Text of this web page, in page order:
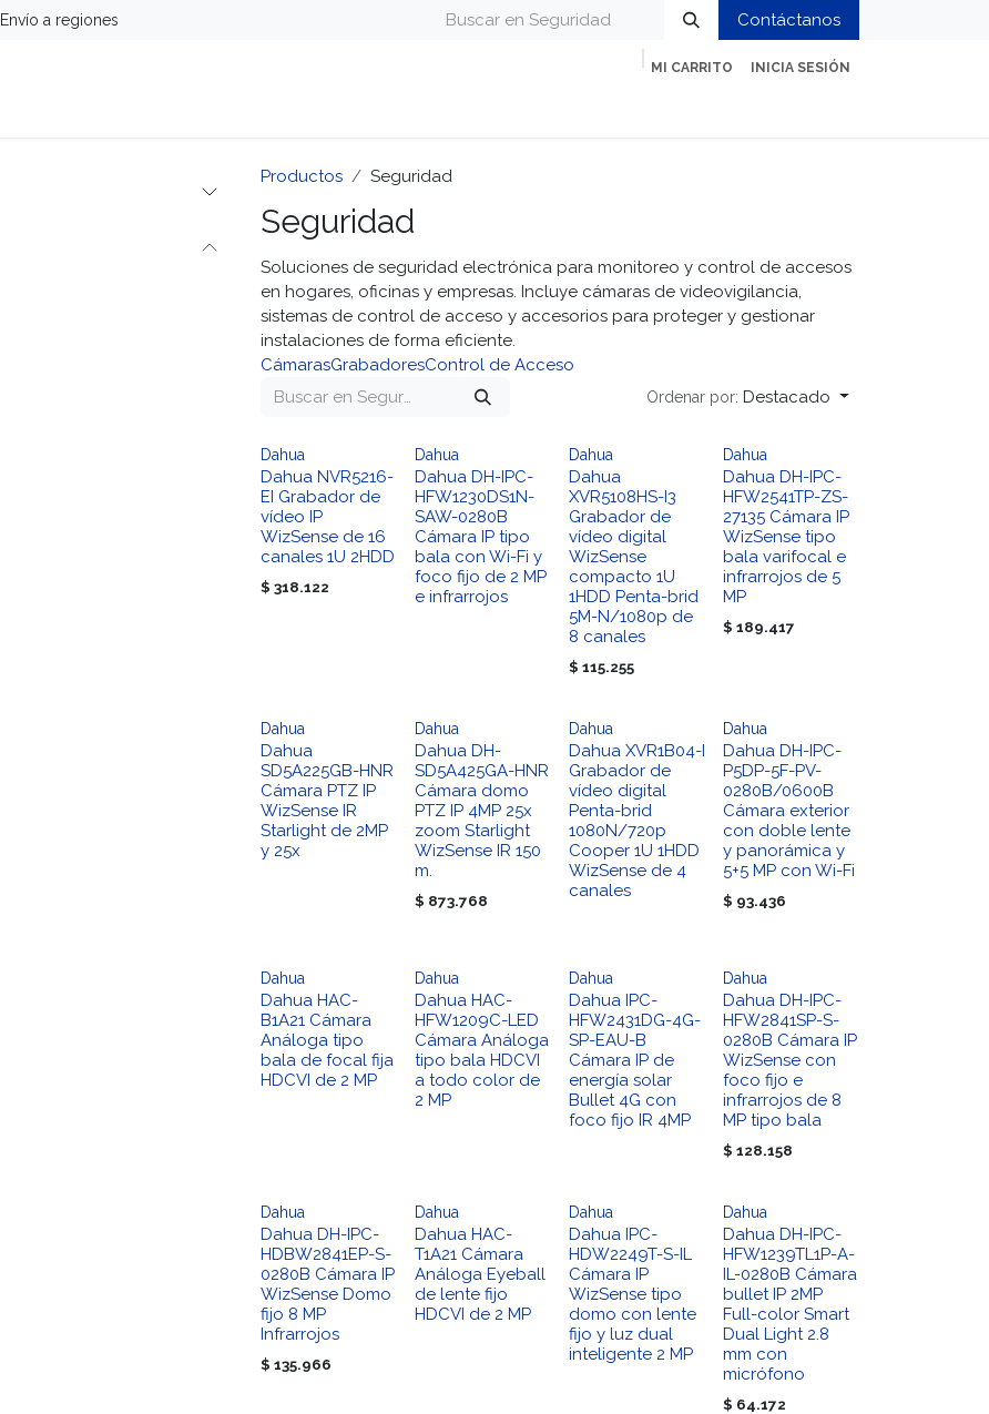
Envío a regiones Contáctanos
MI CARRITO INICIA SESIÓN
Productos Seguridad
Seguridad
Soluciones de seguridad electrónica para monitoreo y control de accesos
en hogares, oficinas y empresas. Incluye cámaras de videovigilancia,
sistemas de control de acceso y accesorios para proteger y gestionar
instalaciones de forma eficiente.
CámarasGrabadoresControl de Acceso
Ordenar por: Destacado
Dahua NVR5216-
EI Grabador de
vídeo IP
WizSense de 16
canales 1U 2HDD
$ 318.122
Dahua
Dahua DH-IPC-
HFW1230DS1N-
SAW-0280B
Cámara IP tipo
bala con Wi-Fi y
foco fijo de 2 MP
e infrarrojos
Dahua
Dahua
XVR5108HS-I3
Grabador de
vídeo digital
WizSense
compacto 1U
1HDD Penta-brid
5M-N/1080p de
8 canales
$ 115.255
Dahua
Dahua DH-IPC-
HFW2541TP-ZS-
27135 Cámara IP
WizSense tipo
bala varifocal e
infrarrojos de 5
MP
$ 189.417
Dahua
Dahua
SD5A225GB-HNR
Cámara PTZ IP
WizSense IR
Starlight de 2MP
y 25x
Dahua
Dahua DH-
SD5A425GA-HNR
Cámara domo
PTZ IP 4MP 25x
zoom Starlight
WizSense IR 150
m.
$ 873.768
Dahua
Dahua XVR1B04-I
Grabador de
vídeo digital
Penta-brid
1080N/720p
Cooper 1U 1HDD
WizSense de 4
canales
Dahua
Dahua DH-IPC-
P5DP-5F-PV-
0280B/0600B
Cámara exterior
con doble lente
y panorámica y
5+5 MP con Wi-Fi
$ 93.436
Dahua
Dahua HAC-
B1A21 Cámara
Análoga tipo
bala de focal fija
HDCVI de 2 MP
Dahua
Dahua HAC-
HFW1209C-LED
Cámara Análoga
tipo bala HDCVI
a todo color de
2 MP
Dahua
Dahua IPC-
HFW2431DG-4G-
SP-EAU-B
Cámara IP de
energía solar
Bullet 4G con
foco fijo IR 4MP
Dahua
Dahua DH-IPC-
HFW2841SP-S-
0280B Cámara IP
WizSense con
foco fijo e
infrarrojos de 8
MP tipo bala
$ 128.158
Dahua
Dahua DH-IPC-
HDBW2841EP-S-
0280B Cámara IP
WizSense Domo
fijo 8 MP
Infrarrojos
$ 135.966
Dahua
Dahua HAC-
T1A21 Cámara
Análoga Eyeball
de lente fijo
HDCVI de 2 MP
Dahua
Dahua IPC-
HDW2249T-S-IL
Cámara IP
WizSense tipo
domo con lente
fijo y luz dual
inteligente 2 MP
Dahua
Dahua DH-IPC-
HFW1239TL1P-A-
IL-0280B Cámara
bullet IP 2MP
Full-color Smart
Dual Light 2.8
mm con
micrófono
$ 64.172
Dahua